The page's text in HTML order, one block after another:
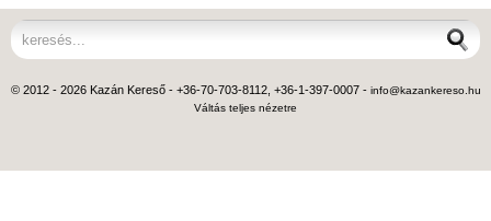
© 2012 - 2026 Kazán Kereső - +36-70-703-8112, +36-1-397-0007 - info@kazankereso.hu
Váltás teljes nézetre